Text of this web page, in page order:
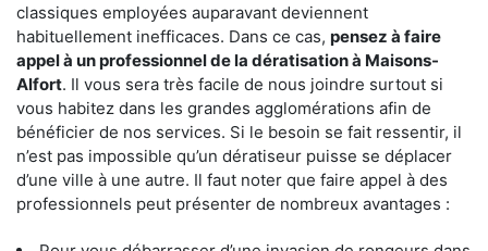
classiques employées auparavant deviennent
habituellement inefficaces. Dans ce cas, pensez à faire
appel à un professionnel de la dératisation à Maisons-
Alfort. Il vous sera très facile de nous joindre surtout si
vous habitez dans les grandes agglomérations afin de
bénéficier de nos services. Si le besoin se fait ressentir, il
n’est pas impossible qu’un dératiseur puisse se déplacer
d’une ville à une autre. Il faut noter que faire appel à des
professionnels peut présenter de nombreux avantages :